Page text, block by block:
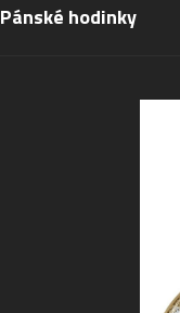
Pánské hodinky